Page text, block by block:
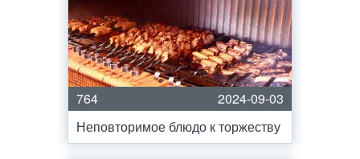
764
2024-09-03
Неповторимое блюдо к торжеству